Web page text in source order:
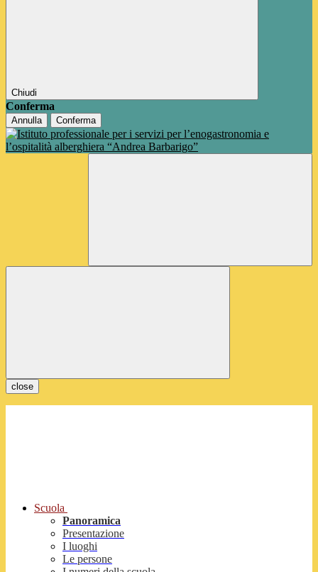
Chiudi
Conferma
Annulla Conferma
close
Scuola
Panoramica
Presentazione
I luoghi
Le persone